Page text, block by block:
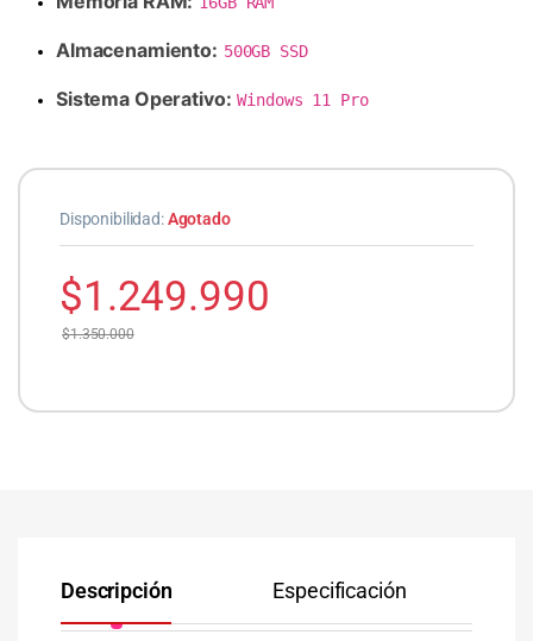
Almacenamiento: 500GB SSD
Sistema Operativo: Windows 11 Pro
Disponibilidad:Agotado
$1.249.990
$1.350.000
Descripción Especificación